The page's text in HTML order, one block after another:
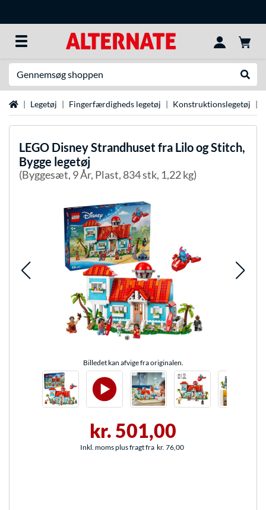
StartsideLegetøj Fingerfærdigheds legetøj Konstruktionslegetøj
LEGO Disney Strandhuset fra Lilo og Stitch,
Bygge legetøj
(Byggesæt, 9 År, Plast, 834 stk, 1,22 kg)
Billedet kan afvige fra originalen.
kr. 501,00
Inkl. moms plus fragt fra kr. 76,00